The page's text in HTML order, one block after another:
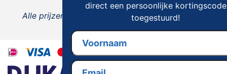
Alle prijzen zijn inclusief 21% BTW, tenzij anders
vermeld.
direct een persoonlijke kortingscode
toegestuurd!